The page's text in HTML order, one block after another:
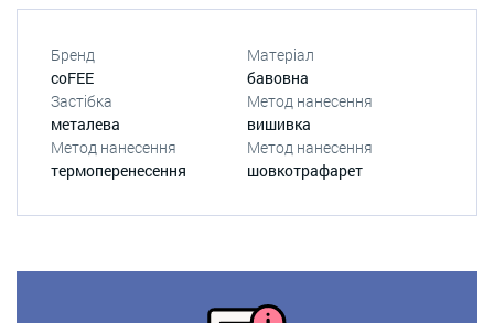
Бренд
coFEE
Матеріал
бавовна
Застібка
металева
Метод нанесення
вишивка
Метод нанесення
термоперенесення
Метод нанесення
шовкотрафарет